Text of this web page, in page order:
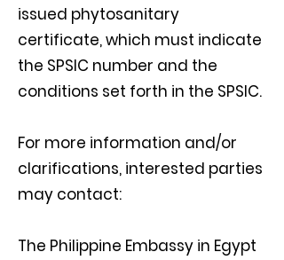
issued phytosanitary
certificate, which must indicate
the SPSIC number and the
conditions set forth in the SPSIC.
For more information and/or
clarifications, interested parties
may contact:
The Philippine Embassy in Egypt